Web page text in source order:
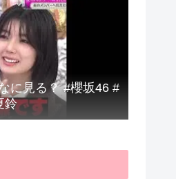
に見る？ #櫻坂46 #
鈴